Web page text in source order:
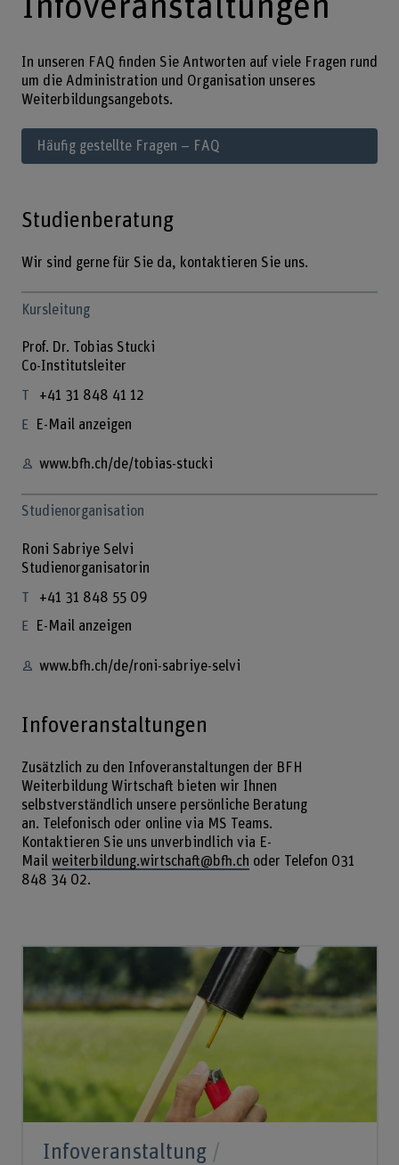
In unseren FAQ finden Sie Antworten auf viele Fragen rund
um die Administration und Organisation unseres
Weiterbildungsangebots.
Häufig gestellte Fragen – FAQ
Studienberatung
Wir sind gerne für Sie da, kontaktieren Sie uns.
Kursleitung
Prof. Dr. Tobias Stucki
Co-Institutsleiter
+41 31 848 41 12
E-Mail anzeigen
www.bfh.ch/de/tobias-stucki
Studienorganisation
Roni Sabriye Selvi
Studienorganisatorin
+41 31 848 55 09
E-Mail anzeigen
www.bfh.ch/de/roni-sabriye-selvi
Infoveranstaltungen
Zusätzlich zu den Infoveranstaltungen der BFH
Weiterbildung Wirtschaft bieten wir Ihnen
selbstverständlich unsere persönliche Beratung
an. Telefonisch oder online via MS Teams.
Kontaktieren Sie uns unverbindlich via E-
Mail weiterbildung.wirtschaft@bfh.ch oder Telefon 031
848 34 02.
Infoveranstaltung